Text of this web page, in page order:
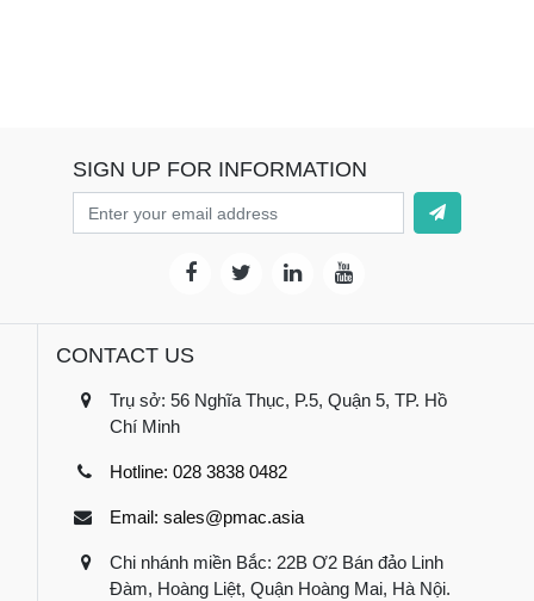
SIGN UP FOR INFORMATION
CONTACT US
Trụ sở: 56 Nghĩa Thục, P.5, Quận 5, TP. Hồ
Chí Minh
Hotline: 028 3838 0482
Email: sales@pmac.asia
Chi nhánh miền Bắc: 22B Ơ2 Bán đảo Linh
Đàm, Hoàng Liệt, Quận Hoàng Mai, Hà Nội.